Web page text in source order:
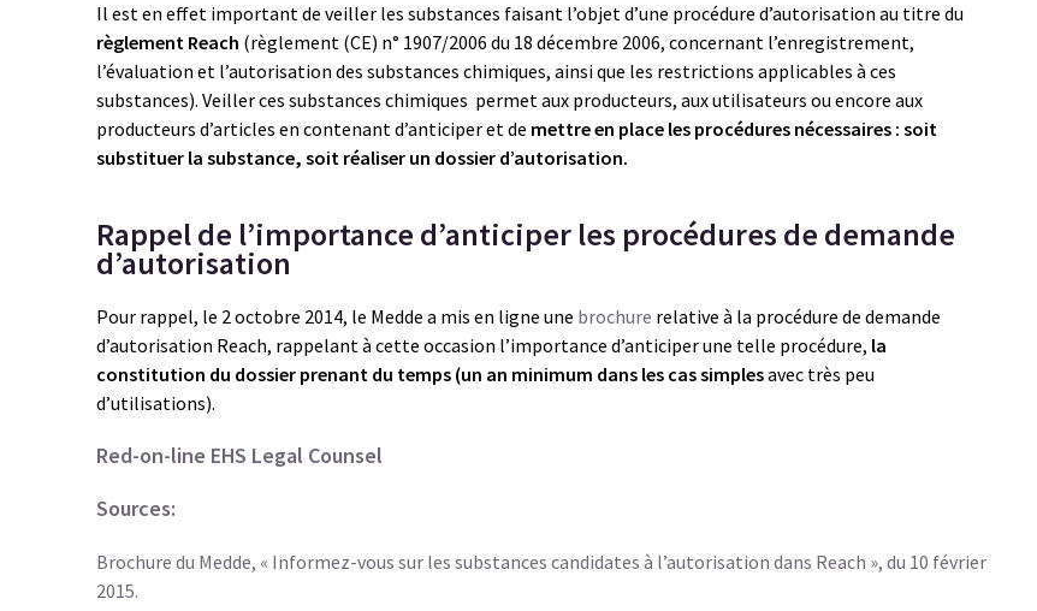
Il est en effet important de veiller les substances faisant l’objet d’une procédure d’autorisation au titre du
règlement Reach (règlement (CE) n° 1907/2006 du 18 décembre 2006, concernant l’enregistrement,
l’évaluation et l’autorisation des substances chimiques, ainsi que les restrictions applicables à ces
substances). Veiller ces substances chimiques permet aux producteurs, aux utilisateurs ou encore aux
producteurs d’articles en contenant d’anticiper et de mettre en place les procédures nécessaires : soit
substituer la substance, soit réaliser un dossier d’autorisation.
Rappel de l’importance d’anticiper les procédures de demande
d’autorisation
Pour rappel, le 2 octobre 2014, le Medde a mis en ligne une brochure relative à la procédure de demande
d’autorisation Reach, rappelant à cette occasion l’importance d’anticiper une telle procédure, la
constitution du dossier prenant du temps (un an minimum dans les cas simplesavec très peu
d’utilisations).
Red-on-line EHS Legal Counsel
Sources:
Brochure du Medde, « Informez-vous sur les substances candidates à l’autorisation dans Reach », du 10 février
2015.